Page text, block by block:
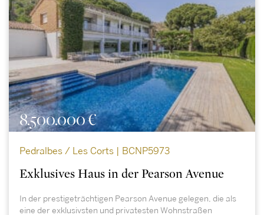
8.500.000 €
Pedralbes / Les Corts | BCNP5973
Exklusives Haus in der Pearson Avenue
In der prestigeträchtigen Pearson Avenue gelegen, die als
eine der exklusivsten und privatesten Wohnstraßen